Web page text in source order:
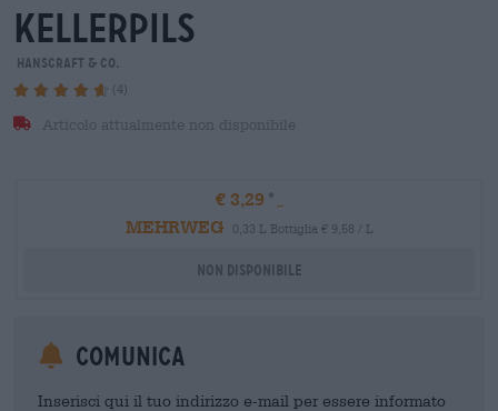
kellerpils
Hanscraft & Co.
(4)
Articolo attualmente non disponibile
€ 3,29
MEHRWEG
0,33 L Bottiglia € 9,58 / L
Non disponibile
Comunica
Inserisci qui il tuo indirizzo e-mail per essere informato